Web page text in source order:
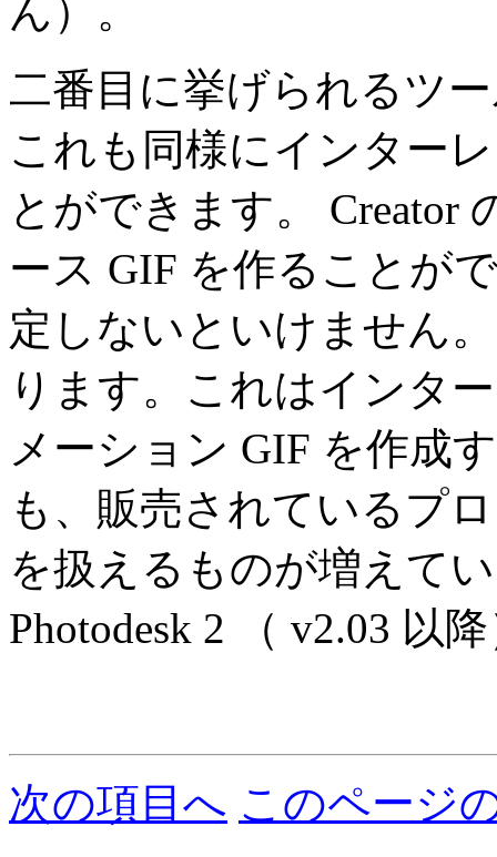
ん）。
二番目に挙げられるツ
これも同様にインター
とができます。 Creator
ース GIF を作ることが
定しないといけません
ります。これはインタ
メーション GIF を作成
も、販売されているプ
を扱えるものが増えて
Photodesk 2 （ v2.03 以
次の項目へ このページ